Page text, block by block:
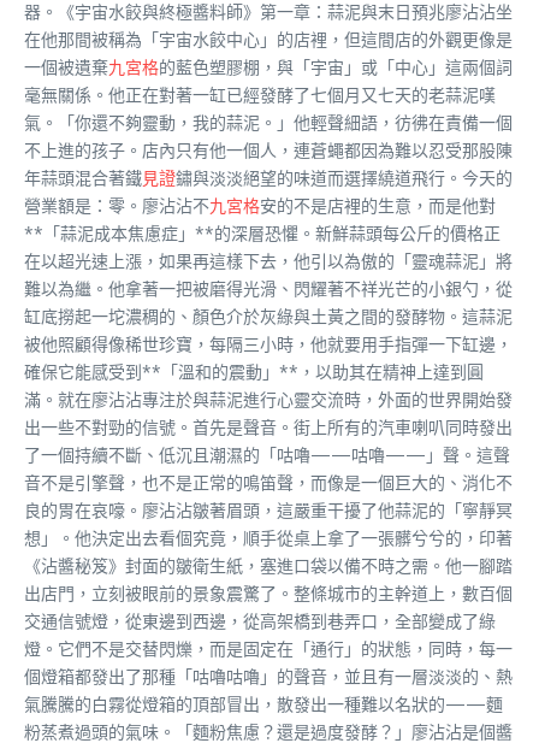
器。《宇宙水餃與終極醬料師》第一章：蒜泥與末日預兆廖沾沾坐
在他那間被稱為「宇宙水餃中心」的店裡，但這間店的外觀更像是
一個被遺棄九宮格的藍色塑膠棚，與「宇宙」或「中心」這兩個詞
毫無關係。他正在對著一缸已經發酵了七個月又七天的老蒜泥嘆
氣。「你還不夠靈動，我的蒜泥。」他輕聲細語，彷彿在責備一個
不上進的孩子。店內只有他一個人，連蒼蠅都因為難以忍受那股陳
年蒜頭混合著鐵見證鏽與淡淡絕望的味道而選擇繞道飛行。今天的
營業額是：零。廖沾沾不九宮格安的不是店裡的生意，而是他對
**「蒜泥成本焦慮症」**的深層恐懼。新鮮蒜頭每公斤的價格正
在以超光速上漲，如果再這樣下去，他引以為傲的「靈魂蒜泥」將
難以為繼。他拿著一把被磨得光滑、閃耀著不祥光芒的小銀勺，從
缸底撈起一坨濃稠的、顏色介於灰綠與土黃之間的發酵物。這蒜泥
被他照顧得像稀世珍寶，每隔三小時，他就要用手指彈一下缸邊，
確保它能感受到**「溫和的震動」**，以助其在精神上達到圓
滿。就在廖沾沾專注於與蒜泥進行心靈交流時，外面的世界開始發
出一些不對勁的信號。首先是聲音。街上所有的汽車喇叭同時發出
了一個持續不斷、低沉且潮濕的「咕嚕——咕嚕——」聲。這聲
音不是引擎聲，也不是正常的鳴笛聲，而像是一個巨大的、消化不
良的胃在哀嚎。廖沾沾皺著眉頭，這嚴重干擾了他蒜泥的「寧靜冥
想」。他決定出去看個究竟，順手從桌上拿了一張髒兮兮的，印著
《沾醬秘笈》封面的皺衛生紙，塞進口袋以備不時之需。他一腳踏
出店門，立刻被眼前的景象震驚了。整條城市的主幹道上，數百個
交通信號燈，從東邊到西邊，從高架橋到巷弄口，全部變成了綠
燈。它們不是交替閃爍，而是固定在「通行」的狀態，同時，每一
個燈箱都發出了那種「咕嚕咕嚕」的聲音，並且有一層淡淡的、熱
氣騰騰的白霧從燈箱的頂部冒出，散發出一種難以名狀的——麵
粉蒸煮過頭的氣味。「麵粉焦慮？還是過度發酵？」廖沾沾是個醬